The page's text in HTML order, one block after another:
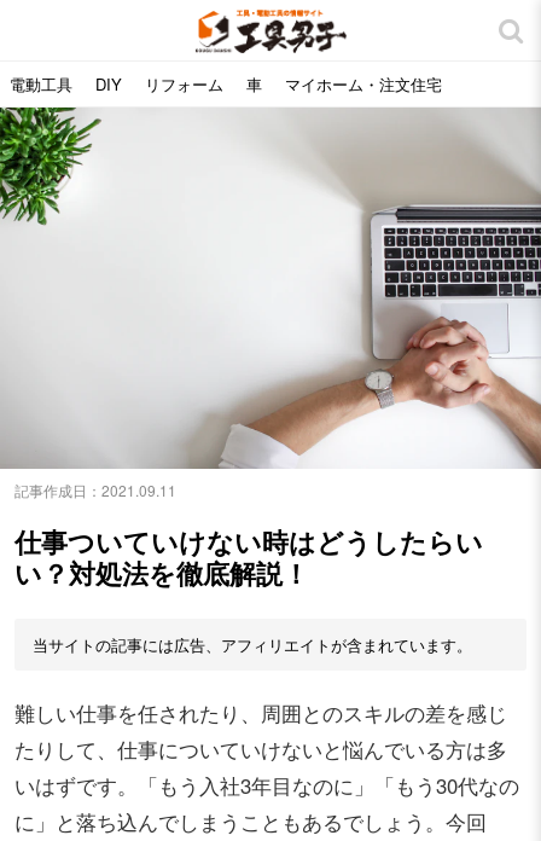
電動工具 DIY リフォーム 車 マイホーム・注文住宅
記事作成日： 2021.09.11
仕事ついていけない時はどうしたらい
い？対処法を徹底解説！
当サイトの記事には広告、アフィリエイトが含まれています。
難しい仕事を任されたり、周囲とのスキルの差を感じ
たりして、仕事についていけないと悩んでいる方は多
いはずです。「もう入社3年目なのに」「もう30代なの
に」と落ち込んでしまうこともあるでしょう。今回